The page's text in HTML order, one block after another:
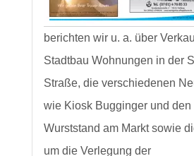
berichten wir u. a. über
Stadtbau Wohnungen in der
Straße, die verschiedenen
wie Kiosk Bugginger und den
Wurststand am Markt sowie
um die Verlegung der